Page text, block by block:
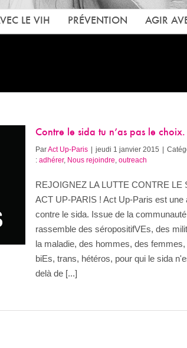
LE VIH PRÉVENTION AGIR
Contre le sida tu n’as pas le choix.
ParAct Up-Paris | jeudi 1 janvier 2015 |
: adhérer, Nous rejoindre outreach
REJOIGNEZ LA LUTTE CONTRE LE
ACT UP-PARIS ! Act Up-Paris est une
contre le sida. Issue de la
rassemble des séropositifVEs, des
la maladie, des hommes, des
biEs, trans, hétéros, pour qui le sida
delà de [...]